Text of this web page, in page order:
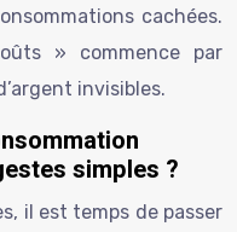
cachées.
» commence par
invisibles.
simples ?
il est temps de passer